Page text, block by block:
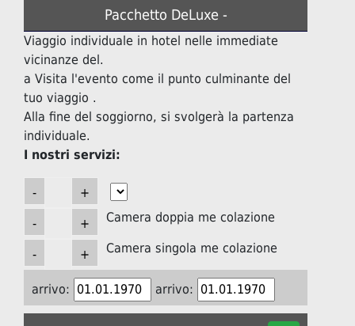
Pacchetto DeLuxe -
Viaggio individuale in hotel nelle immediate
vicinanze del.
a Visita l'evento come il punto culminante del
tuo viaggio .
Alla fine del soggiorno, si svolgerà la partenza
individuale.
I nostri servizi:
Camera doppia me colazione
Camera singola me colazione
arrivo: arrivo: